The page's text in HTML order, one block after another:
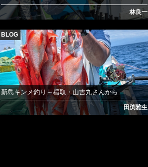
林良一
新島キンメ釣り～稲取・山吉丸さんから
田渕雅生
BLOG